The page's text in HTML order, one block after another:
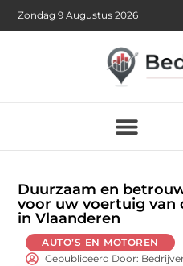
Zondag 9 Augustus 2026
Duurzaam en
voor uw voertuig van
in Vlaanderen
AUTO’S EN MOTOREN
Gepubliceerd Door: